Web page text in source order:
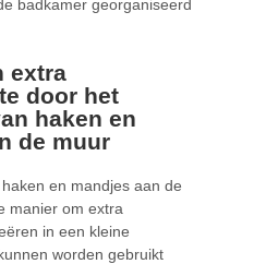
badkamer georganiseerd
extra
door het
haken en
de muur
en mandjes aan de
manier om extra
in een kleine
worden gebruikt